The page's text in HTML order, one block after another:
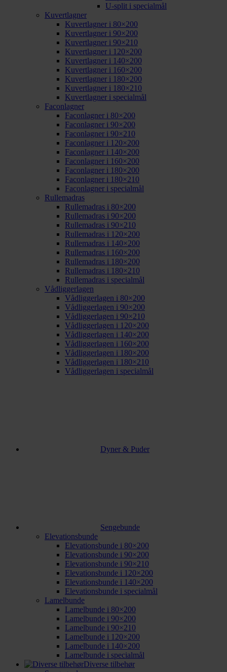
U-split i specialmål
Kuvertlagner
Kuvertlagner i 80×200
Kuvertlagner i 90×200
Kuvertlagner i 90×210
Kuvertlagner i 120×200
Kuvertlagner i 140×200
Kuvertlagner i 160×200
Kuvertlagner i 180×200
Kuvertlagner i 180×210
Kuvertlagner i specialmål
Faconlagner
Faconlagner i 80×200
Faconlagner i 90×200
Faconlagner i 90×210
Faconlagner i 120×200
Faconlagner i 140×200
Faconlagner i 160×200
Faconlagner i 180×200
Faconlagner i 180×210
Faconlagner i specialmål
Rullemadras
Rullemadras i 80×200
Rullemadras i 90×200
Rullemadras i 90×210
Rullemadras i 120×200
Rullemadras i 140×200
Rullemadras i 160×200
Rullemadras i 180×200
Rullemadras i 180×210
Rullemadras i specialmål
Vådliggerlagen
Vådliggerlagen i 80×200
Vådliggerlagen i 90×200
Vådliggerlagen i 90×210
Vådliggerlagen i 120×200
Vådliggerlagen i 140×200
Vådliggerlagen i 160×200
Vådliggerlagen i 180×200
Vådliggerlagen i 180×210
Vådliggerlagen i specialmål
Dyner & Puder
Sengebunde
Elevationsbunde
Elevationsbunde i 80×200
Elevationsbunde i 90×200
Elevationsbunde i 90×210
Elevationsbunde i 120×200
Elevationsbunde i 140×200
Elevationsbunde i specialmål
Lamelbunde
Lamelbunde i 80×200
Lamelbunde i 90×200
Lamelbunde i 90×210
Lamelbunde i 120×200
Lamelbunde i 140×200
Lamelbunde i specialmål
Diverse tilbehør